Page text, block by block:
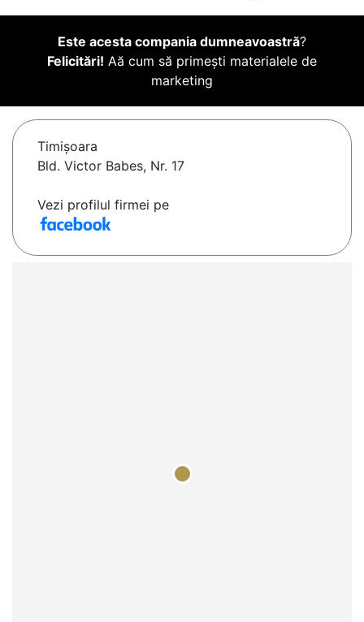
Este acesta compania dumneavoastră?
Felicitări! Aă cum să primești materialele de
marketing
Timişoara
Bld. Victor Babes, Nr. 17
Vezi profilul firmei pe